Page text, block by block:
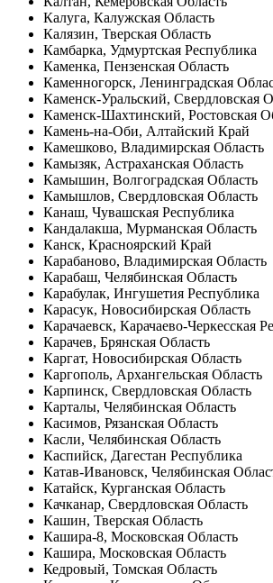
Калуга, Калужская Область
Калязин, Тверская Область
Камбарка, Удмуртская Республика
Каменка, Пензенская Область
Каменногорск, Ленинградская
Каменск-Уральский, Свердловская
Каменск-Шахтинский, Ростовская
Камень-на-Оби, Алтайский Край
Камешково, Владимирская Область
Камызяк, Астраханская Область
Камышин, Волгоградская Область
Камышлов, Свердловская Область
Канаш, Чувашская Республика
Кандалакша, Мурманская Область
Канск, Красноярский Край
Карабаново, Владимирская Область
Карабаш, Челябинская Область
Карабулак, Ингушетия Республика
Карасук, Новосибирская Область
Карачаевск, Карачаево-Черкесская
Карачев, Брянская Область
Каргат, Новосибирская Область
Каргополь, Архангельская Область
Карпинск, Свердловская Область
Карталы, Челябинская Область
Касимов, Рязанская Область
Касли, Челябинская Область
Каспийск, Дагестан Республика
Катав-Ивановск, Челябинская
Катайск, Курганская Область
Качканар, Свердловская Область
Кашин, Тверская Область
Кашира-8, Московская Область
Кашира, Московская Область
Кедровый, Томская Область